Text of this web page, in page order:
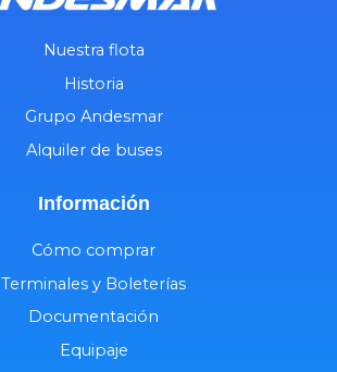
Nuestra flota
Historia
Grupo Andesmar
Alquiler de buses
Información
Cómo comprar
Terminales y Boleterías
Documentación
Equipaje